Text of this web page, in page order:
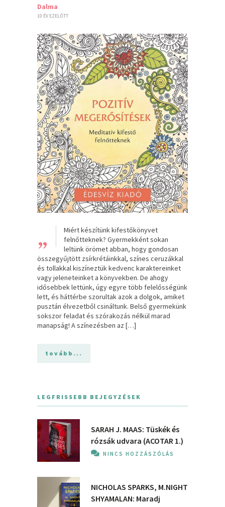
Dalma
10 ÉV EZELŐTT
„
Miért készítünk kifestőkönyvet
felnőtteknek? Gyermekként sokan
leltünk örömet abban, hogy gondosan
összegyűjtött zsírkrétáinkkal, színes ceruzákkal
és tollakkal kiszíneztük kedvenc karaktereinket
vagy jeleneteinket a könyvekben. De ahogy
idősebbek lettünk, úgy egyre több felelősségünk
lett, és háttérbe szorultak azok a dolgok, amiket
pusztán élvezetből csináltunk. Belső gyermekünk
sokszor feladat és szórakozás nélkül marad
manapság! A színezésben az […]
tovább...
LEGFRISSEBB BEJEGYZÉSEK
SARAH J. MAAS: Tüskék és
rózsák udvara (ACOTAR 1.)
NINCS HOZZÁSZÓLÁS
NICHOLAS SPARKS, M.NIGHT
SHYAMALAN: Maradj